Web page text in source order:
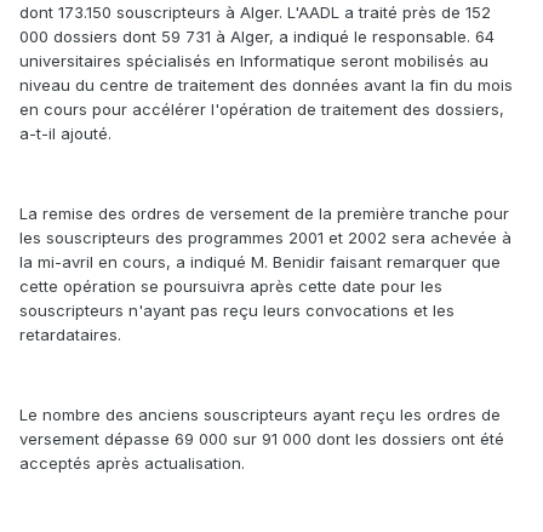
dont 173.150 souscripteurs à Alger. L'AADL a traité près de 152
000 dossiers dont 59 731 à Alger, a indiqué le responsable. 64
universitaires spécialisés en Informatique seront mobilisés au
niveau du centre de traitement des données avant la fin du mois
en cours pour accélérer l'opération de traitement des dossiers,
a-t-il ajouté.
La remise des ordres de versement de la première tranche pour
les souscripteurs des programmes 2001 et 2002 sera achevée à
la mi-avril en cours, a indiqué M. Benidir faisant remarquer que
cette opération se poursuivra après cette date pour les
souscripteurs n'ayant pas reçu leurs convocations et les
retardataires.
Le nombre des anciens souscripteurs ayant reçu les ordres de
versement dépasse 69 000 sur 91 000 dont les dossiers ont été
acceptés après actualisation.